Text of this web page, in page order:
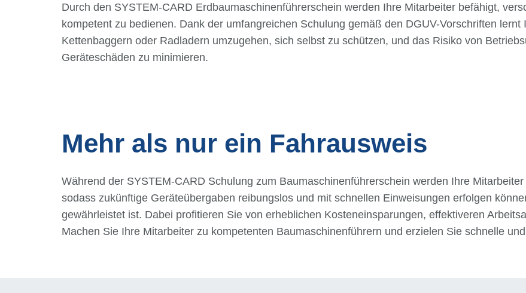
Durch den SYSTEM-CARD Erdbaumaschinenführerschein werden Ihre Mitarbeiter befähigt,
kompetent zu bedienen. Dank der umfangreichen Schulung gemäß den DGUV-Vorschriften lernt
Kettenbaggern oder Radladern umzugehen, sich selbst zu schützen, und das Risiko von
Geräteschäden zu minimieren.
Mehr als nur ein Fahrausweis
Während der SYSTEM-CARD Schulung zum Baumaschinenführerschein werden Ihre
sodass zukünftige Geräteübergaben reibungslos und mit schnellen Einweisungen erfolgen
gewährleistet ist. Dabei profitieren Sie von erheblichen Kosteneinsparungen, effektiveren
Machen Sie Ihre Mitarbeiter zu kompetenten Baumaschinenführern und erzielen Sie schnelle